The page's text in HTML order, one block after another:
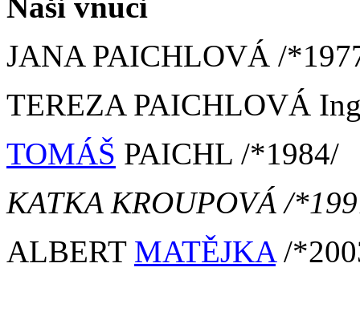
JANA PAICHLOVÁ /
TEREZA PAICHLOVÁ
TOMÁŠ PAICHL /*1984/
KATKA KROUPOVÁ /
ALBERT MATĚJKA/